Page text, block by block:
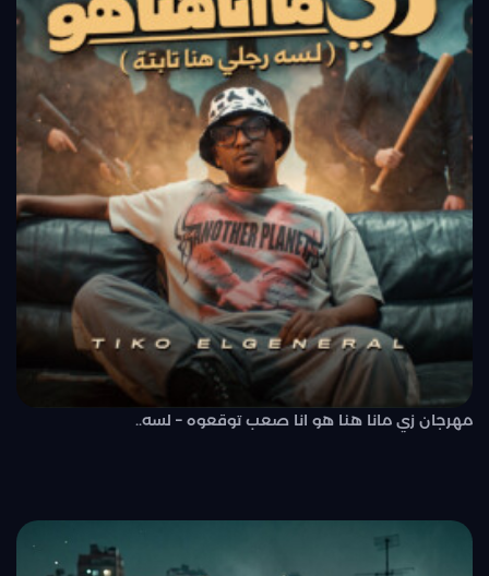
مهرجان زي مانا هنا هو انا صعب توقعوه – لسه..